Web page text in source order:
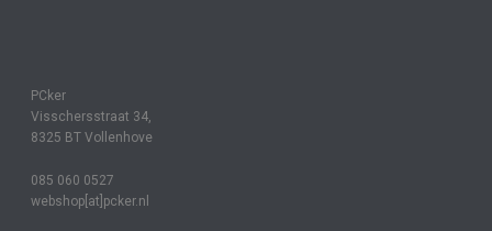
PCker
Visschersstraat 34,
8325 BT Vollenhove
085 060 0527
webshop[at]pcker.nl